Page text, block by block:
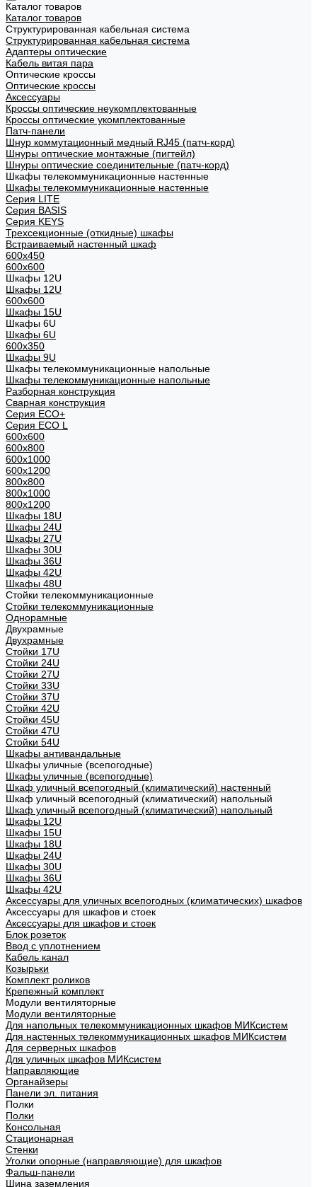
Каталог товаров
Каталог товаров
Структурированная кабельная система
Структурированная кабельная система
Адаптеры оптические
Кабель витая пара
Оптические кроссы
Оптические кроссы
Аксессуары
Кроссы оптические неукомплектованные
Кроссы оптические укомплектованные
Патч-панели
Шнур коммутационный медный RJ45 (патч-корд)
Шнуры оптические монтажные (пигтейл)
Шнуры оптические соединительные (патч-корд)
Шкафы телекоммуникационные настенные
Шкафы телекоммуникационные настенные
Cерия LITE
Cерия BASIS
Cерия KEYS
Трехсекционные (откидные) шкафы
Встраиваемый настенный шкаф
600x450
600x600
Шкафы 12U
Шкафы 12U
600x600
Шкафы 15U
Шкафы 6U
Шкафы 6U
600x350
Шкафы 9U
Шкафы телекоммуникационные напольные
Шкафы телекоммуникационные напольные
Разборная конструкция
Сварная конструкция
Серия ECO+
Серия ECO L
600x600
600x800
600х1000
600х1200
800x800
800х1000
800х1200
Шкафы 18U
Шкафы 24U
Шкафы 27U
Шкафы 30U
Шкафы 36U
Шкафы 42U
Шкафы 48U
Стойки телекоммуникационные
Стойки телекоммуникационные
Однорамные
Двухрамные
Двухрамные
Стойки 17U
Стойки 24U
Стойки 27U
Стойки 33U
Стойки 37U
Стойки 42U
Стойки 45U
Стойки 47U
Стойки 54U
Шкафы антивандальные
Шкафы уличные (всепогодные)
Шкафы уличные (всепогодные)
Шкаф уличный всепогодный (климатический) настенный
Шкаф уличный всепогодный (климатический) напольный
Шкаф уличный всепогодный (климатический) напольный
Шкафы 12U
Шкафы 15U
Шкафы 18U
Шкафы 24U
Шкафы 30U
Шкафы 36U
Шкафы 42U
Аксессуары для уличных всепогодных (климатических) шкафов
Аксессуары для шкафов и стоек
Аксессуары для шкафов и стоек
Блок розеток
Ввод с уплотнением
Кабель канал
Козырьки
Комплект роликов
Крепежный комплект
Модули вентиляторные
Модули вентиляторные
Для напольных телекоммуникационных шкафов МИКсистем
Для настенных телекоммуникационных шкафов МИКсистем
Для серверных шкафов
Для уличных шкафов МИКсистем
Направляющие
Органайзеры
Панели эл. питания
Полки
Полки
Консольная
Стационарная
Стенки
Уголки опорные (направляющие) для шкафов
Фальш-панели
Шина заземления